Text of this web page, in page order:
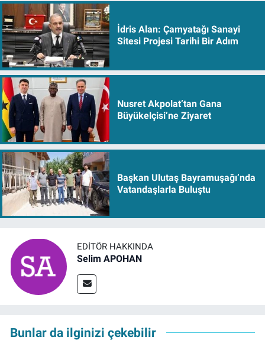
İdris Alan: Çamyatağı Sanayi
Sitesi Projesi Tarihi Bir Adım
Nusret Akpolat’tan Gana
Büyükelçisi’ne Ziyaret
Başkan Ulutaş Bayramuşağı’nda
Vatandaşlarla Buluştu
EDITÖR HAKKINDA
Selim APOHAN
Bunlar da ilginizi çekebilir